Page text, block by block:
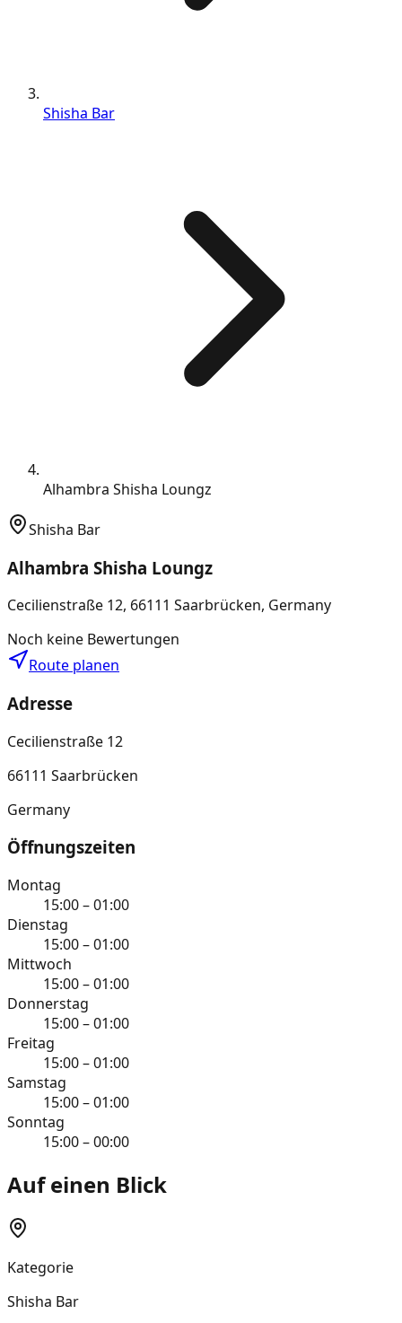
Shisha Bar
Alhambra Shisha Loungz
Shisha Bar
Alhambra Shisha Loungz
Cecilienstraße 12, 66111 Saarbrücken, Germany
Noch keine Bewertungen
Route planen
Adresse
Cecilienstraße 12
66111 Saarbrücken
Germany
Öffnungszeiten
Montag
15:00 – 01:00
Dienstag
15:00 – 01:00
Mittwoch
15:00 – 01:00
Donnerstag
15:00 – 01:00
Freitag
15:00 – 01:00
Samstag
15:00 – 01:00
Sonntag
15:00 – 00:00
Auf einen Blick
Kategorie
Shisha Bar